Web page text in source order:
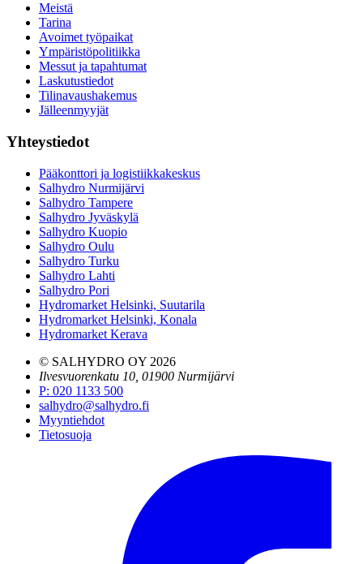
Meistä
Tarina
Avoimet työpaikat
Ympäristöpolitiikka
Messut ja tapahtumat
Laskutustiedot
Tilinavaushakemus
Jälleenmyyjät
Yhteystiedot
Pääkonttori ja logistiikkakeskus
Salhydro Nurmijärvi
Salhydro Tampere
Salhydro Jyväskylä
Salhydro Kuopio
Salhydro Oulu
Salhydro Turku
Salhydro Lahti
Salhydro Pori
Hydromarket Helsinki, Suutarila
Hydromarket Helsinki, Konala
Hydromarket Kerava
© SALHYDRO OY 2026
Ilvesvuorenkatu 10, 01900 Nurmijärvi
P: 020 1133 500
salhydro@salhydro.fi
Myyntiehdot
Tietosuoja